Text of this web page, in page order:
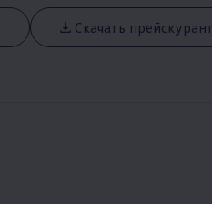
Скачать